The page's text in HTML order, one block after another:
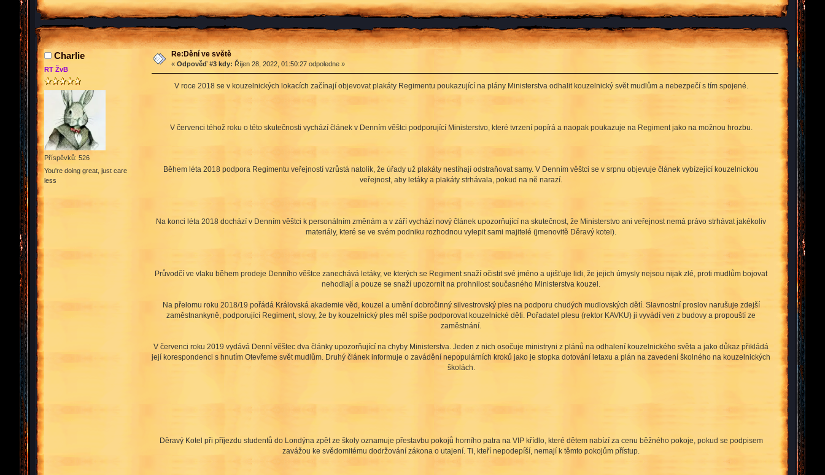
Charlie
RT ŽvB
Příspěvků: 526
You're doing great, just care
less
Re:Dění ve světě
« Odpověď #3 kdy: Říjen 28, 2022, 01:50:27 odpoledne »
V roce 2018 se v kouzelnických lokacích začínají objevovat plakáty Regimentu poukazující na plány Ministerstva odhalit kouzelnický svět mudlům a nebezpečí s tím spojené.
V červenci téhož roku o této skutečnosti vychází článek v Denním věštci podporující Ministerstvo, které tvrzení popírá a naopak poukazuje na Regiment jako na možnou hrozbu.
Během léta 2018 podpora Regimentu veřejností vzrůstá natolik, že úřady už plakáty nestíhají odstraňovat samy. V Denním věštci se v srpnu objevuje článek vybízející kouzelnickou
veřejnost, aby letáky a plakáty strhávala, pokud na ně narazí.
Na konci léta 2018 dochází v Denním věštci k personálním změnám a v září vychází nový článek upozorňující na skutečnost, že Ministerstvo ani veřejnost nemá právo strhávat jakékoliv
materiály, které se ve svém podniku rozhodnou vylepit sami majitelé (jmenovitě Děravý kotel).
Průvodčí ve vlaku během prodeje Denního věštce zanechává letáky, ve kterých se Regiment snaží očistit své jméno a ujišťuje lidi, že jejich úmysly nejsou nijak zlé, proti mudlům bojovat
nehodlají a pouze se snaží upozornit na prohnilost současného Ministerstva kouzel.
Na přelomu roku 2018/19 pořádá Královská akademie věd, kouzel a umění dobročinný silvestrovský ples na podporu chudých mudlovských dětí. Slavnostní proslov narušuje zdejší
zaměstnankyně, podporující Regiment, slovy, že by kouzelnický ples měl spíše podporovat kouzelnické děti. Pořadatel plesu (rektor KAVKU) ji vyvádí ven z budovy a propouští ze
zaměstnání.
V červenci roku 2019 vydává Denní věštec dva články upozorňující na chyby Ministerstva. Jeden z nich osočuje ministryni z plánů na odhalení kouzelnického světa a jako důkaz přikládá
její korespondenci s hnutím Otevřeme svět mudlům. Druhý článek informuje o zavádění nepopulárních kroků jako je stopka dotování letaxu a plán na zavedení školného na kouzelnických
školách.
Děravý Kotel při příjezdu studentů do Londýna zpět ze školy oznamuje přestavbu pokojů horního patra na VIP křídlo, které dětem nabízí za cenu běžného pokoje, pokud se podpisem
zavážou ke svědomitému dodržování zákona o utajení. Ti, kteří nepodepíší, nemají k těmto pokojům přístup.